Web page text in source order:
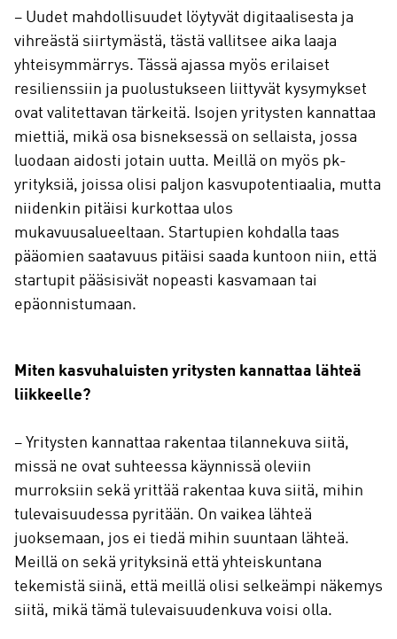
– Uudet mahdollisuudet löytyvät digitaalisesta ja
vihreästä siirtymästä, tästä vallitsee aika laaja
yhteisymmärrys. Tässä ajassa myös erilaiset
resilienssiin ja puolustukseen liittyvät kysymykset
ovat valitettavan tärkeitä. Isojen yritysten kannattaa
miettiä, mikä osa bisneksessä on sellaista, jossa
luodaan aidosti jotain uutta. Meillä on myös pk-
yrityksiä, joissa olisi paljon kasvupotentiaalia, mutta
niidenkin pitäisi kurkottaa ulos
mukavuusalueeltaan. Startupien kohdalla taas
pääomien saatavuus pitäisi saada kuntoon niin, että
startupit pääsisivät nopeasti kasvamaan tai
epäonnistumaan.
Miten kasvuhaluisten yritysten kannattaa lähteä
liikkeelle?
– Yritysten kannattaa rakentaa tilannekuva siitä,
missä ne ovat suhteessa käynnissä oleviin
murroksiin sekä yrittää rakentaa kuva siitä, mihin
tulevaisuudessa pyritään. On vaikea lähteä
juoksemaan, jos ei tiedä mihin suuntaan lähteä.
Meillä on sekä yrityksinä että yhteiskuntana
tekemistä siinä, että meillä olisi selkeämpi näkemys
siitä, mikä tämä tulevaisuudenkuva voisi olla.